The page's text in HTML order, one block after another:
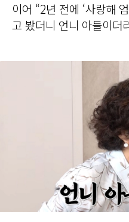
이어 “2년 전에 ‘사랑해
고 봤더니 언니 아들이더